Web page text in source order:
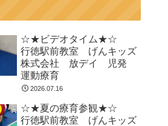
☆★ビデオタイム★☆
行徳駅前教室 げんキッズ
株式会社 放デイ 児発
運動療育
2026.07.16
☆★夏の療育参観★☆
行徳駅前教室 げんキッズ